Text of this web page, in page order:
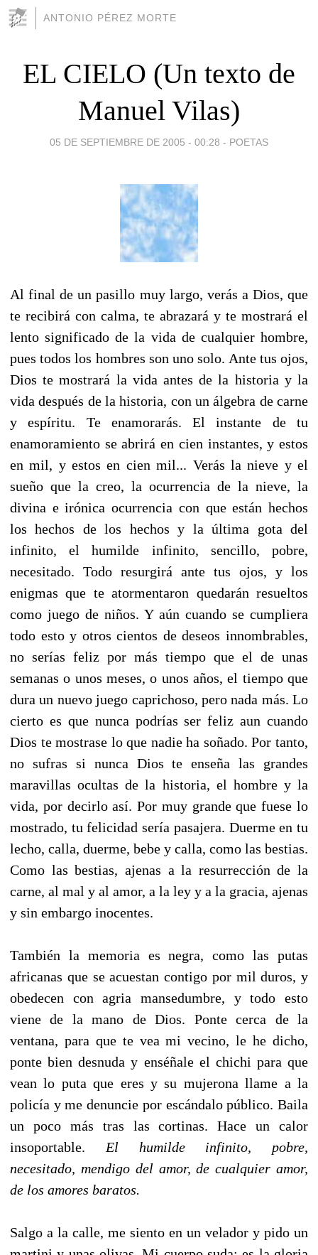
ANTONIO PÉREZ MORTE
EL CIELO (Un texto de
Manuel Vilas)
05 DE SEPTIEMBRE DE 2005 - 00:28 - POETAS
Al final de un pasillo muy largo, verás a Dios, que
te recibirá con calma, te abrazará y te mostrará el
lento significado de la vida de cualquier hombre,
pues todos los hombres son uno solo. Ante tus ojos,
Dios te mostrará la vida antes de la historia y la
vida después de la historia, con un álgebra de carne
y espíritu. Te enamorarás. El instante de tu
enamoramiento se abrirá en cien instantes, y estos
en mil, y estos en cien mil... Verás la nieve y el
sueño que la creo, la ocurrencia de la nieve, la
divina e irónica ocurrencia con que están hechos
los hechos de los hechos y la última gota del
infinito, el humilde infinito, sencillo, pobre,
necesitado. Todo resurgirá ante tus ojos, y los
enigmas que te atormentaron quedarán resueltos
como juego de niños. Y aún cuando se cumpliera
todo esto y otros cientos de deseos innombrables,
no serías feliz por más tiempo que el de unas
semanas o unos meses, o unos años, el tiempo que
dura un nuevo juego caprichoso, pero nada más. Lo
cierto es que nunca podrías ser feliz aun cuando
Dios te mostrase lo que nadie ha soñado. Por tanto,
no sufras si nunca Dios te enseña las grandes
maravillas ocultas de la historia, el hombre y la
vida, por decirlo así. Por muy grande que fuese lo
mostrado, tu felicidad sería pasajera. Duerme en tu
lecho, calla, duerme, bebe y calla, como las bestias.
Como las bestias, ajenas a la resurrección de la
carne, al mal y al amor, a la ley y a la gracia, ajenas
y sin embargo inocentes.
También la memoria es negra, como las putas
africanas que se acuestan contigo por mil duros, y
obedecen con agria mansedumbre, y todo esto
viene de la mano de Dios. Ponte cerca de la
ventana, para que te vea mi vecino, le he dicho,
ponte bien desnuda y enséñale el chichi para que
vean lo puta que eres y su mujerona llame a la
policía y me denuncie por escándalo público. Baila
un poco más tras las cortinas. Hace un calor
insoportable. El humilde infinito, pobre,
necesitado, mendigo del amor, de cualquier amor,
de los amores baratos.
Salgo a la calle, me siento en un velador y pido un